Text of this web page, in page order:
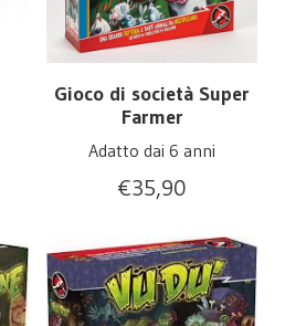
Gioco di società Super
Farmer
Adatto dai 6 anni
€35,90